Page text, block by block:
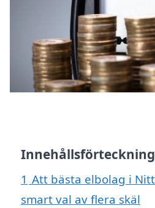
Innehållsförteckning
1 Att bästa elbolag i
smart val av flera skäl